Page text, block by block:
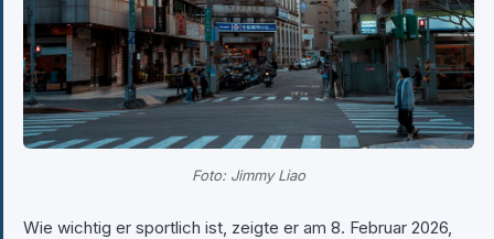
Foto: Jimmy Liao
Wie wichtig er sportlich ist, zeigte er am 8. Februar 2026,